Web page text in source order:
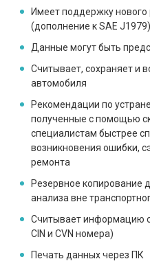
Имеет поддержку нового
(дополнение к SAE J1979)
Данные могут быть
Считывает, сохраняет и
автомобиля
Рекомендации по
полученные с помощью
специалистам быстрее
возникновения ошибки,
ремонта
Резервное копирование
анализа вне
Считывает информацию о
CIN и CVN номера)
Печать данных через ПК